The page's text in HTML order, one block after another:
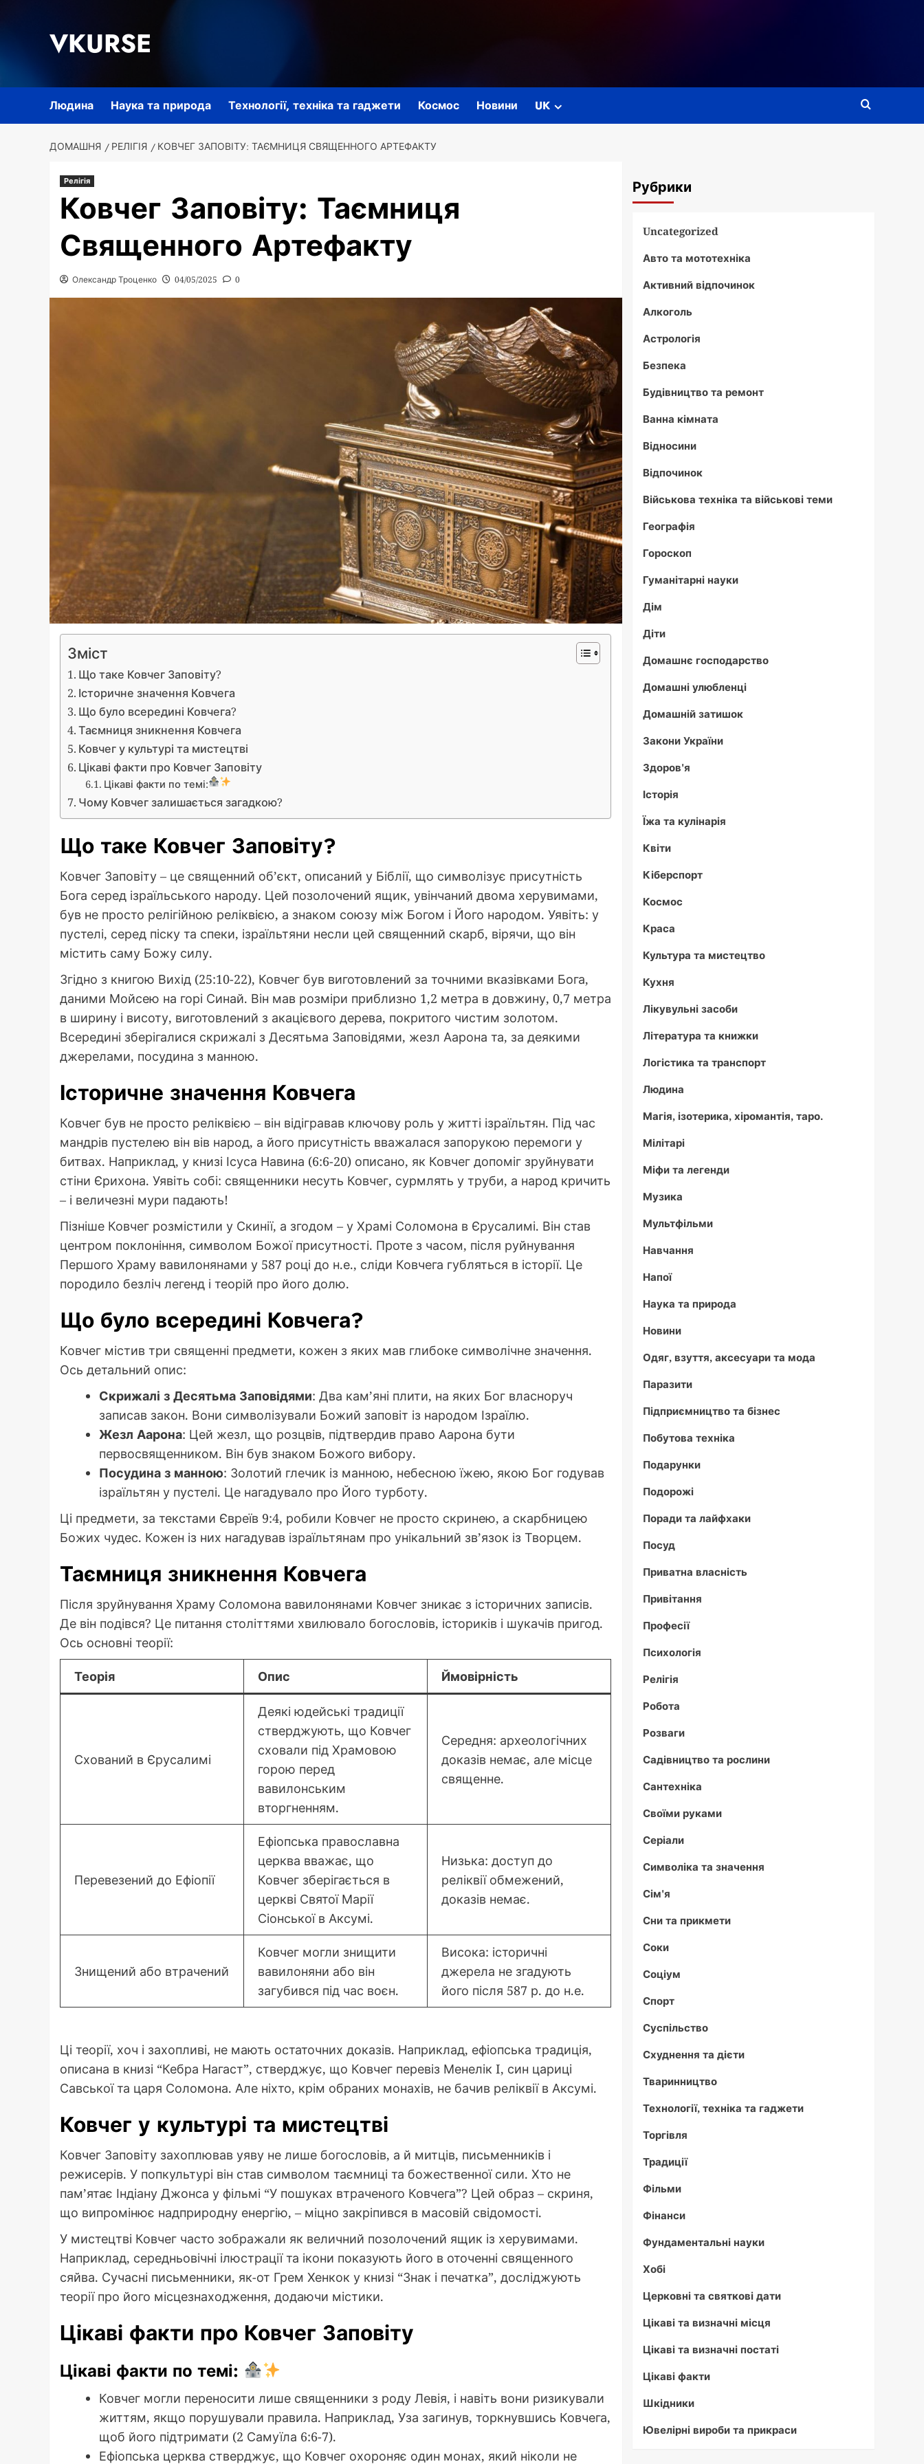
VKURSE
Людина Наука та природа Технології, техніка та гаджети Космос Новини UK
ДОМАШНЯ РЕЛІГІЯ КОВЧЕГ ЗАПОВІТУ: ТАЄМНИЦЯ СВЯЩЕННОГО АРТЕФАКТУ
Релігія
Ковчег Заповіту: Таємниця
Священного Артефакту
Олександр Троценко 04/05/2025 0
Зміст
Що таке Ковчег Заповіту?
Історичне значення Ковчега
Що було всередині Ковчега?
Таємниця зникнення Ковчега
Ковчег у культурі та мистецтві
Цікаві факти про Ковчег Заповіту
Цікаві факти по темі:
Чому Ковчег залишається загадкою?
Що таке Ковчег Заповіту?
Ковчег Заповіту – це священний об’єкт, описаний у Біблії, що символізує присутність
Бога серед ізраїльського народу. Цей позолочений ящик, увінчаний двома херувимами,
був не просто релігійною реліквією, а знаком союзу між Богом і Його народом. Уявіть: у
пустелі, серед піску та спеки, ізраїльтяни несли цей священний скарб, вірячи, що він
містить саму Божу силу.
Згідно з книгою Вихід (25:10-22), Ковчег був виготовлений за точними вказівками Бога,
даними Мойсею на горі Синай. Він мав розміри приблизно 1,2 метра в довжину, 0,7 метра
в ширину і висоту, виготовлений з акацієвого дерева, покритого чистим золотом.
Всередині зберігалися скрижалі з Десятьма Заповідями, жезл Аарона та, за деякими
джерелами, посудина з манною.
Історичне значення Ковчега
Ковчег був не просто реліквією – він відігравав ключову роль у житті ізраїльтян. Під час
мандрів пустелею він вів народ, а його присутність вважалася запорукою перемоги у
битвах. Наприклад, у книзі Ісуса Навина (6:6-20) описано, як Ковчег допоміг зруйнувати
стіни Єрихона. Уявіть собі: священники несуть Ковчег, сурмлять у труби, а народ кричить
– і величезні мури падають!
Пізніше Ковчег розмістили у Скинії, а згодом – у Храмі Соломона в Єрусалимі. Він став
центром поклоніння, символом Божої присутності. Проте з часом, після руйнування
Першого Храму вавилонянами у 587 році до н.е., сліди Ковчега губляться в історії. Це
породило безліч легенд і теорій про його долю.
Що було всередині Ковчега?
Ковчег містив три священні предмети, кожен з яких мав глибоке символічне значення.
Ось детальний опис:
Скрижалі з Десятьма Заповідями: Два кам’яні плити, на яких Бог власноруч
записав закон. Вони символізували Божий заповіт із народом Ізраїлю.
Жезл Аарона: Цей жезл, що розцвів, підтвердив право Аарона бути
первосвященником. Він був знаком Божого вибору.
Посудина з манною: Золотий глечик із манною, небесною їжею, якою Бог годував
ізраїльтян у пустелі. Це нагадувало про Його турботу.
Ці предмети, за текстами Євреїв 9:4, робили Ковчег не просто скринею, а скарбницею
Божих чудес. Кожен із них нагадував ізраїльтянам про унікальний зв’язок із Творцем.
Таємниця зникнення Ковчега
Після зруйнування Храму Соломона вавилонянами Ковчег зникає з історичних записів.
Де він подівся? Це питання століттями хвилювало богословів, істориків і шукачів пригод.
Ось основні теорії:
Теорія Опис Ймовірність
Схований в Єрусалимі
Деякі юдейські традиції
стверджують, що Ковчег
сховали під Храмовою
горою перед
вавилонським
вторгненням.
Середня: археологічних
доказів немає, але місце
священне.
Перевезений до Ефіопії
Ефіопська православна
церква вважає, що
Ковчег зберігається в
церкві Святої Марії
Сіонської в Аксумі.
Низька: доступ до
реліквії обмежений,
доказів немає.
Знищений або втрачений
Ковчег могли знищити
вавилоняни або він
загубився під час воєн.
Висока: історичні
джерела не згадують
його після 587 р. до н.е.
Ці теорії, хоч і захопливі, не мають остаточних доказів. Наприклад, ефіопська традиція,
описана в книзі “Кебра Нагаст”, стверджує, що Ковчег перевіз Менелік I, син цариці
Савської та царя Соломона. Але ніхто, крім обраних монахів, не бачив реліквії в Аксумі.
Ковчег у культурі та мистецтві
Ковчег Заповіту захоплював уяву не лише богословів, а й митців, письменників і
режисерів. У попкультурі він став символом таємниці та божественної сили. Хто не
пам’ятає Індіану Джонса у фільмі “У пошуках втраченого Ковчега”? Цей образ – скриня,
що випромінює надприродну енергію, – міцно закріпився в масовій свідомості.
У мистецтві Ковчег часто зображали як величний позолочений ящик із херувимами.
Наприклад, середньовічні ілюстрації та ікони показують його в оточенні священного
сяйва. Сучасні письменники, як-от Грем Хенкок у книзі “Знак і печатка”, досліджують
теорії про його місцезнаходження, додаючи містики.
Цікаві факти про Ковчег Заповіту
Цікаві факти по темі:
Ковчег могли переносити лише священники з роду Левія, і навіть вони ризикували
життям, якщо порушували правила. Наприклад, Уза загинув, торкнувшись Ковчега,
щоб його підтримати (2 Самуїла 6:6-7).
Ефіопська церква стверджує, що Ковчег охороняє один монах, який ніколи не
Рубрики
Uncategorized
Авто та мототехніка
Активний відпочинок
Алкоголь
Астрологія
Безпека
Будівництво та ремонт
Ванна кімната
Відносини
Відпочинок
Військова техніка та військові теми
Географія
Гороскоп
Гуманітарні науки
Дім
Діти
Домашнє господарство
Домашні улюбленці
Домашній затишок
Закони України
Здоров'я
Історія
Їжа та кулінарія
Квіти
Кіберспорт
Космос
Краса
Культура та мистецтво
Кухня
Лікувульні засоби
Література та книжки
Логістика та транспорт
Людина
Магія, ізотерика, хіромантія, таро.
Мілітарі
Міфи та легенди
Музика
Мультфільми
Навчання
Напої
Наука та природа
Новини
Одяг, взуття, аксесуари та мода
Паразити
Підприємництво та бізнес
Побутова техніка
Подарунки
Подорожі
Поради та лайфхаки
Посуд
Приватна власність
Привітання
Професії
Психологія
Релігія
Робота
Розваги
Садівництво та рослини
Сантехніка
Своїми руками
Серіали
Символіка та значення
Сім'я
Сни та прикмети
Соки
Соціум
Спорт
Суспільство
Схуднення та дієти
Тваринництво
Технології, техніка та гаджети
Торгівля
Традиції
Фільми
Фінанси
Фундаментальні науки
Хобі
Церковні та святкові дати
Цікаві та визначні місця
Цікаві та визначні постаті
Цікаві факти
Шкідники
Ювелірні вироби та прикраси